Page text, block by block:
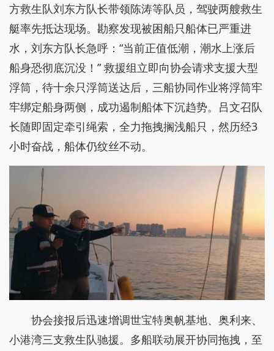
方救生队刘东方队长带领陈涛等队员，驾驶两艘救生
艇率先抵达现场。勘察发现被困船只船体已严重进
水，刘东方队长急呼：“当前正值低潮，潮水上涨后
船身恐彻底沉没！” 救援组立即向协会请求支援大型
浮筒，待十余只浮筒送达后，三船协同作业将浮筒牢
牢绑定船身两侧，成功遏制船体下沉趋势。吕文召队
长随即固定牵引绳索，全力拖拽搁浅船只，然历经3
小时奋战，船体仍纹丝不动。
协会接报后迅速增调世宝特奥帆基地、奥利来、
小港湾三支救生队驰援。多船联动展开协同拖拽，至